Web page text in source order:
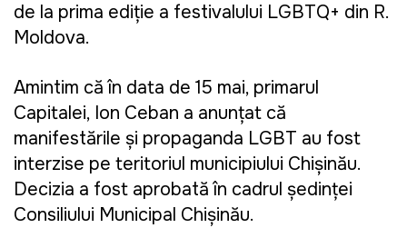
de la prima ediție a festivalului LGBTQ+ din R.
Moldova.
Amintim că în data de 15 mai, primarul
Capitalei, Ion Ceban a anunţat că
manifestările și propaganda LGBT au fost
interzise pe teritoriul municipiului Chișinău.
Decizia a fost aprobată în cadrul şedinţei
Consiliului Municipal Chişinău.